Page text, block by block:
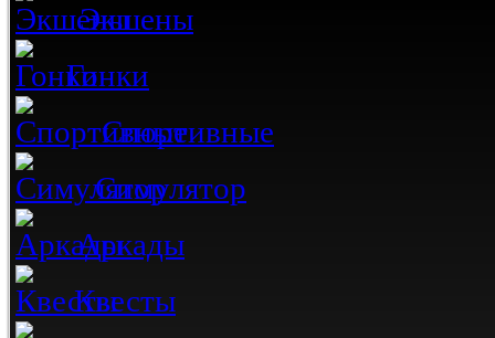
Экшены
Гонки
Спортивные
Симулятор
Аркады
Квесты